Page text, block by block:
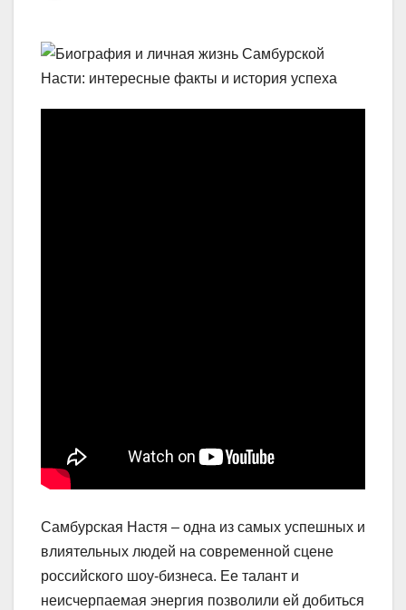
Самбурская Настя – одна из самых успешных и
влиятельных людей на современной сцене
российского шоу-бизнеса. Ее талант и
неисчерпаемая энергия позволили ей добиться